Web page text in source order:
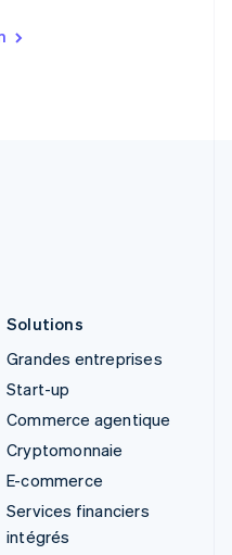
Solutions
Grandes entreprises
Start-up
Commerce agentique
Cryptomonnaie
E-commerce
Services financiers
intégrés